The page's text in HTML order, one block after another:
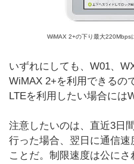
WiMAX 2+の下り最大220Mbps
いずれにしても、W01、
WiMAX 2+を利用できるの
LTEを利用したい場合には
注意したいのは、直近3日
行った場合、翌日に通信
ことだ。制限速度は公に